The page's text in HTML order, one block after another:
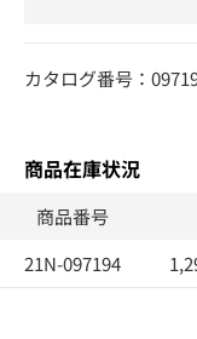
カタログ番号：
商品在庫状況
商品番号
21N-097194